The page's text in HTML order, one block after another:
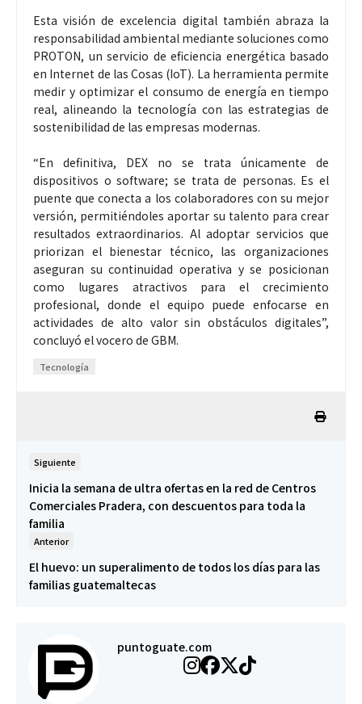
Esta visión de excelencia digital también abraza la
responsabilidad ambiental mediante soluciones como
PROTON, un servicio de eficiencia energética basado
en Internet de las Cosas (IoT). La herramienta permite
medir y optimizar el consumo de energía en tiempo
real, alineando la tecnología con las estrategias de
sostenibilidad de las empresas modernas.
“En definitiva, DEX no se trata únicamente de
dispositivos o software; se trata de personas. Es el
puente que conecta a los colaboradores con su mejor
versión, permitiéndoles aportar su talento para crear
resultados extraordinarios. Al adoptar servicios que
priorizan el bienestar técnico, las organizaciones
aseguran su continuidad operativa y se posicionan
como lugares atractivos para el crecimiento
profesional, donde el equipo puede enfocarse en
actividades de alto valor sin obstáculos digitales”,
concluyó el vocero de GBM.
Tecnología
Siguiente
Inicia la semana de ultra ofertas en la red de Centros
Comerciales Pradera, con descuentos para toda la
familia
Anterior
El huevo: un superalimento de todos los días para las
familias guatemaltecas
puntoguate.com